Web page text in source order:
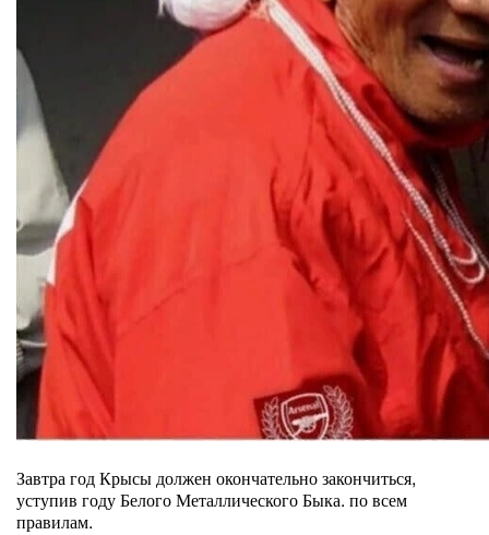
Завтра год Крысы должен окончательно закончиться,
уступив году Белого Металлического Быка. по всем
правилам.